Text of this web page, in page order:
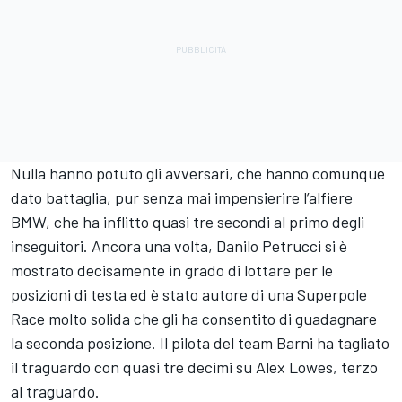
Nulla hanno potuto gli avversari, che hanno comunque
dato battaglia, pur senza mai impensierire l’alfiere
BMW, che ha inflitto quasi tre secondi al primo degli
inseguitori. Ancora una volta, Danilo Petrucci si è
mostrato decisamente in grado di lottare per le
posizioni di testa ed è stato autore di una Superpole
Race molto solida che gli ha consentito di guadagnare
la seconda posizione. Il pilota del team Barni ha tagliato
il traguardo con quasi tre decimi su Alex Lowes, terzo
al traguardo.